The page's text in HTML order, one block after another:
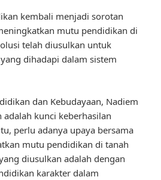
kembali menjadi sorotan
mutu pendidikan di
telah diusulkan untuk
dihadapi dalam sistem
dan Kebudayaan, Nadiem
adalah kunci keberhasilan
perlu adanya upaya bersama
mutu pendidikan di tanah
diusulkan adalah dengan
karakter dalam